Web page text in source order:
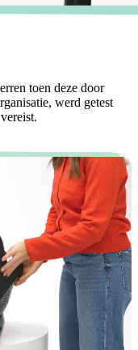
toen deze door
werd getest